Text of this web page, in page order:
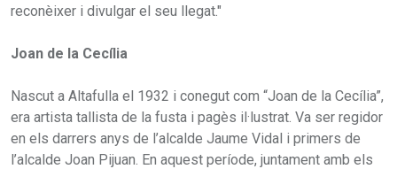
reconèixer i divulgar el seu llegat."
Joan de la Cecília
Nascut a Altafulla el 1932 i conegut com “Joan de la Cecília”,
era artista tallista de la fusta i pagès il·lustrat. Va ser regidor
en els darrers anys de l’alcalde Jaume Vidal i primers de
l’alcalde Joan Pijuan. En aquest període, juntament amb els